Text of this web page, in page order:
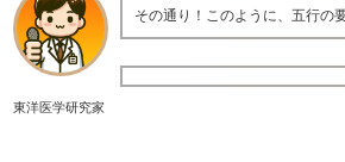
東洋医学研究家
その通り！このように、五行の